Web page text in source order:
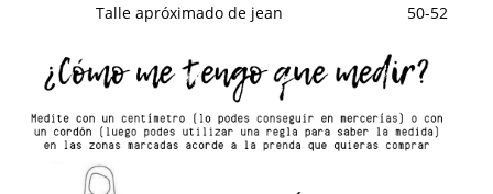
Talle apróximado de jean
50-52